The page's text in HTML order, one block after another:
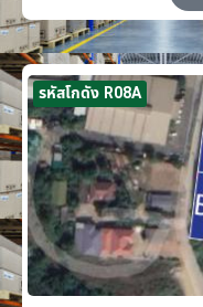
รหัสโกดัง R08A